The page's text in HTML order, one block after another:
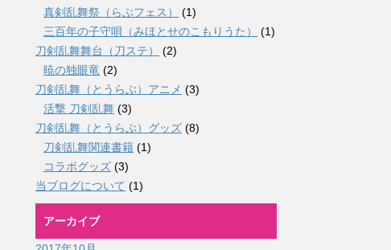
真剣乱舞祭（らぶフェス）
(1)
三百年の子守唄（みほとせのこもりうた）
(1)
刀剣乱舞舞台（刀ステ）
(2)
暁の独眼竜 (2)
刀剣乱舞（とうらぶ）アニメ (3)
活撃 刀剣乱舞 (3)
刀剣乱舞（とうらぶ）グッズ (8)
刀剣乱舞関連書籍 (1)
コラボグッズ (3)
当ブログについて (1)
アーカイブ